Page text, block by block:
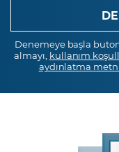
Denemeye başla
almayı, kullanım
aydınlatma